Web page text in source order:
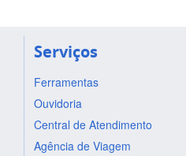
Serviços
Ferramentas
Ouvidoria
Central de Atendimento
Agência de Viagem